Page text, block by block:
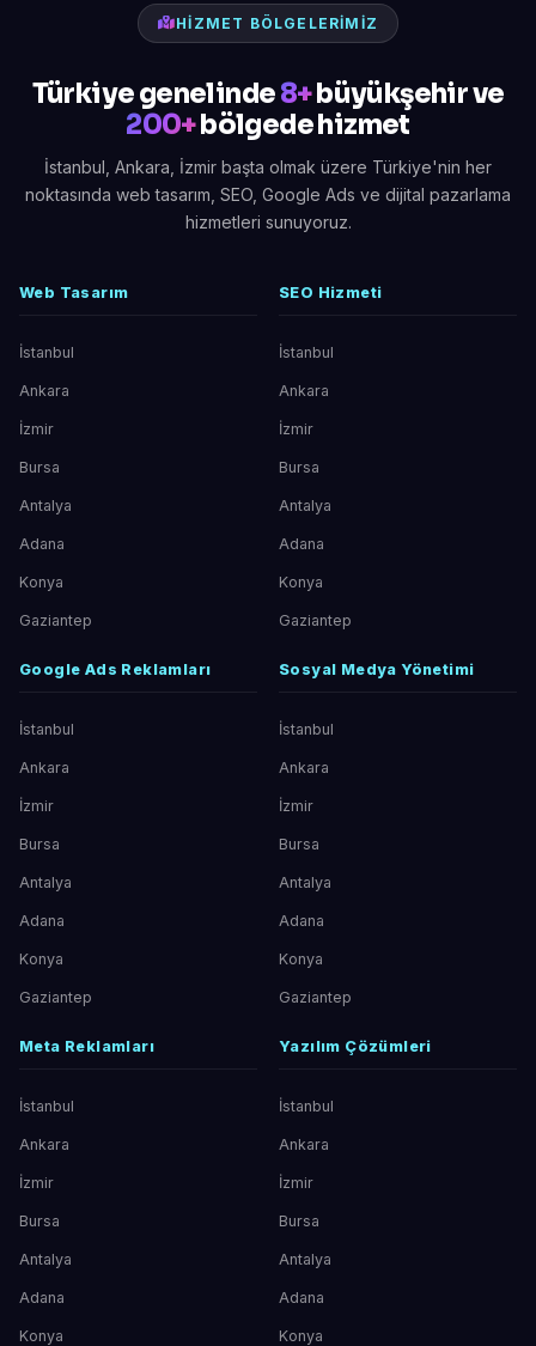
HIZMET BÖLGELERIMIZ
Türkiye genelinde8+büyükşehir ve
200+bölgede hizmet
İstanbul, Ankara, İzmir başta olmak üzere Türkiye'nin her
noktasında web tasarım, SEO, Google Ads ve dijital pazarlama
hizmetleri sunuyoruz.
Web Tasarım
İstanbul
Ankara
İzmir
Bursa
Antalya
Adana
Konya
Gaziantep
SEO Hizmeti
İstanbul
Ankara
İzmir
Bursa
Antalya
Adana
Konya
Gaziantep
Google Ads Reklamları
İstanbul
Ankara
İzmir
Bursa
Antalya
Adana
Konya
Gaziantep
Sosyal Medya Yönetimi
İstanbul
Ankara
İzmir
Bursa
Antalya
Adana
Konya
Gaziantep
Meta Reklamları
İstanbul
Ankara
İzmir
Bursa
Antalya
Adana
Konya
Yazılım Çözümleri
İstanbul
Ankara
İzmir
Bursa
Antalya
Adana
Konya